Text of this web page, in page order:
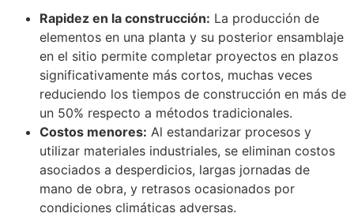
Rapidez en la construcción: La producción de
elementos en una planta y su posterior ensamblaje
en el sitio permite completar proyectos en plazos
significativamente más cortos, muchas veces
reduciendo los tiempos de construcción en más de
un 50% respecto a métodos tradicionales.
Costos menores: Al estandarizar procesos y
utilizar materiales industriales, se eliminan costos
asociados a desperdicios, largas jornadas de
mano de obra, y retrasos ocasionados por
condiciones climáticas adversas.